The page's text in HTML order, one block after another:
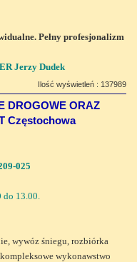
Pełny profesjonalizm
Jerzy Dudek
Ilość wyświetleń : 137989
DROGOWE ORAZ
Częstochowa
025
13.00.
wywóz śniegu, rozbiórka
wykonawstwo